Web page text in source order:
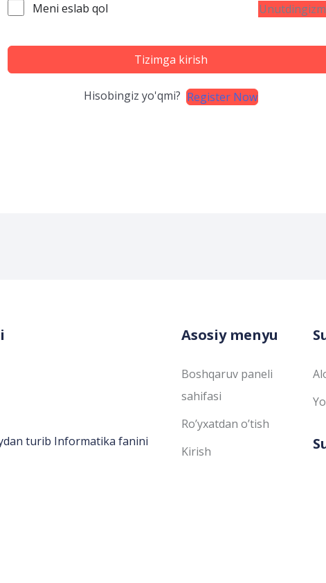
Meni eslab qol
Tizimga kirish
Hisobingiz yo'qmi? Register Now
turib Informatika fanini
Asosiy menyu
Boshqaruv paneli
sahifasi
Ro’yxatdan o’tish
Kirish